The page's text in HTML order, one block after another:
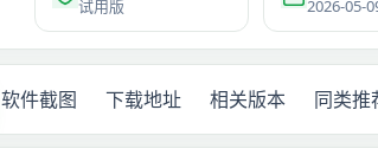
试用版 2026-05-
软件截图 下载地址 相关版本 同类推